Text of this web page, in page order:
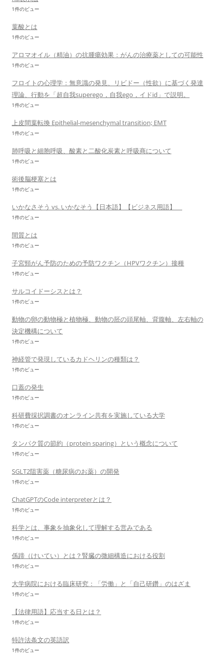
1件のビュー
葉酸とは
1件のビュー
アロマオイル（精油）の抗腫瘍効果：がんの治療薬としての可能性
1件のビュー
フロイトの心理学：無意識の発見、リビドー（性欲）に基づく発達
理論、行動を「超自我superego，自我ego，イドid」で説明。
1件のビュー
上皮間葉転換 Epithelial-mesenchymal transition; EMT
1件のビュー
肺呼吸と細胞呼吸、酸素と二酸化炭素と呼吸商について
1件のビュー
術後脳梗塞とは
1件のビュー
いかなさそう vs. いかなそう【日本語】【ビジネス用語】
1件のビュー
間質とは
1件のビュー
子宮頸がん予防のための予防ワクチン（HPVワクチン）接種
1件のビュー
サルコイドーシスとは？
1件のビュー
動物の卵の動物極と植物極、動物の胚の頭尾軸、背腹軸、左右軸の
決定機構について
1件のビュー
神経管で発現しているカドヘリンの種類は？
1件のビュー
口蓋の発生
1件のビュー
科研費採択調書のオンライン共有を実施している大学
1件のビュー
タンパク質の節約（protein sparing）という概念について
1件のビュー
SGLT2阻害薬（糖尿病のお薬）の開発
1件のビュー
ChatGPTのCode interpreterとは？
1件のビュー
科学とは、事象を抽象化して理解する営みである
1件のビュー
係蹄（けいてい）とは？腎臓の微細構造における役割
1件のビュー
大学病院における臨床研究：「労働」と「自己研鑽」のはざま
1件のビュー
【法律用語】応当する日とは？
1件のビュー
特許法条文の英語訳
1件のビュー